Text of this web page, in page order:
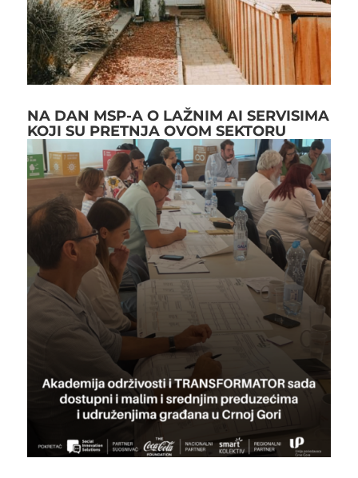
NA DAN MSP-A O LAŽNIM AI SERVISIMA
KOJI SU PRETNJA OVOM SEKTORU